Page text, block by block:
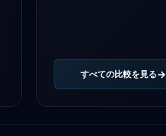
すべての比較を見る